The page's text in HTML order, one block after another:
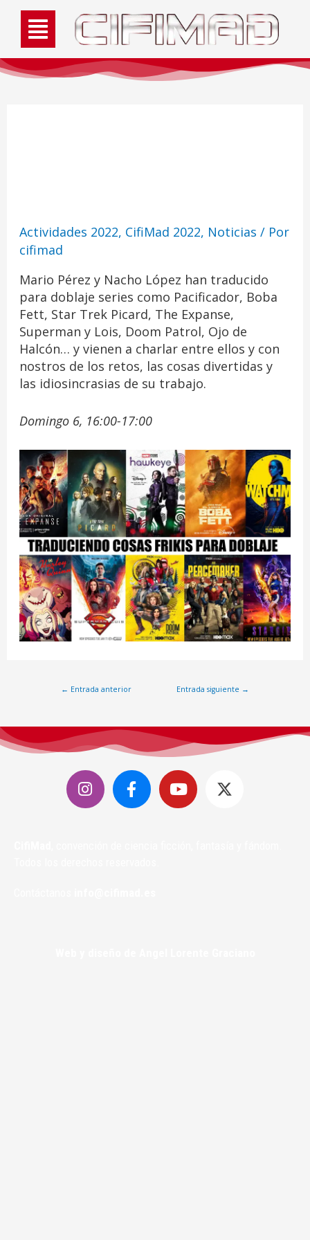
Actividades 2022, CifiMad 2022, Noticias / Por
cifimad
Mario Pérez y Nacho López han traducido
para doblaje series como Pacificador, Boba
Fett, Star Trek Picard, The Expanse,
Superman y Lois, Doom Patrol, Ojo de
Halcón… y vienen a charlar entre ellos y con
nostros de los retos, las cosas divertidas y
las idiosincrasias de su trabajo.
Domingo 6, 16:00-17:00
← Entrada anterior Entrada siguiente →